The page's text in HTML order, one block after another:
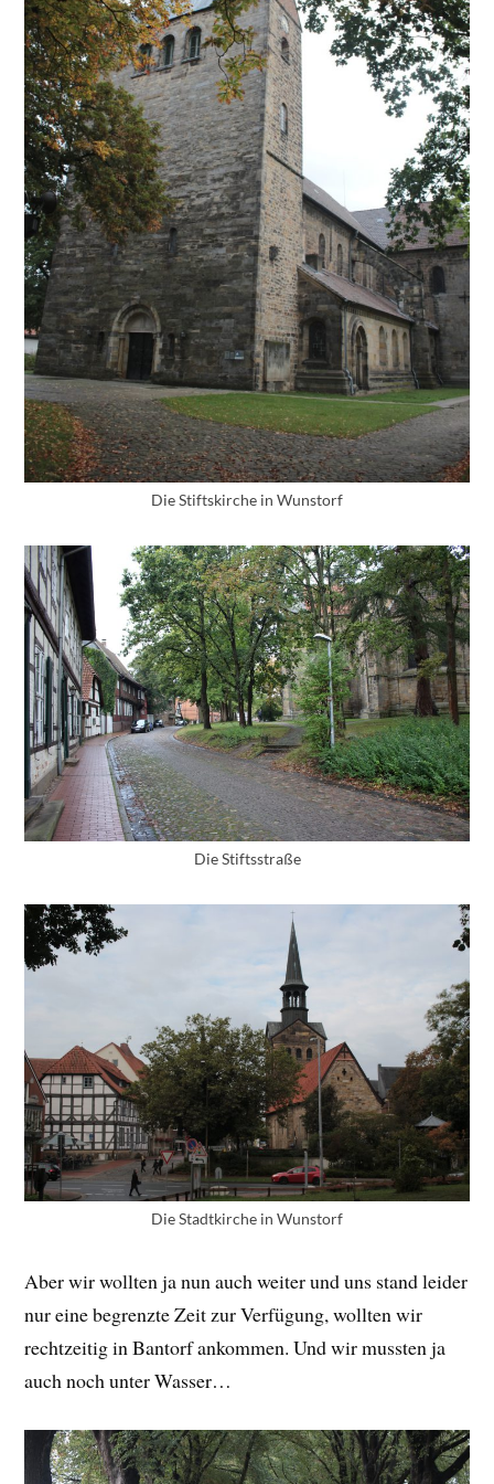
Die Stiftskirche in Wunstorf
Die Stiftsstraße
Die Stadtkirche in Wunstorf
Aber wir wollten ja nun auch weiter und uns stand leider
nur eine begrenzte Zeit zur Verfügung, wollten wir
rechtzeitig in Bantorf ankommen. Und wir mussten ja
auch noch unter Wasser…